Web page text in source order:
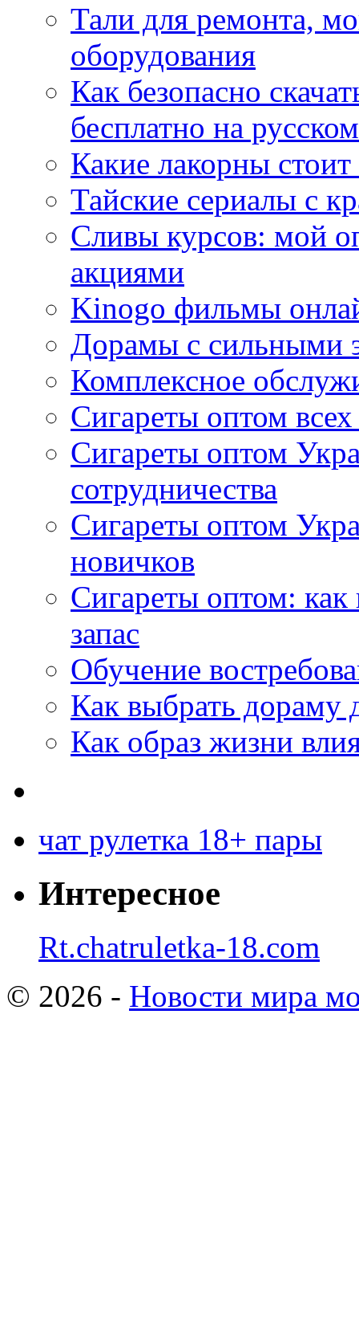
Тали для ремонта,
оборудования
Как безопасно
бесплатно на
Какие лакорны
Тайские сериалы с
Сливы курсов: мой
акциями
Kinogo фильмы
Дорамы с сильными
Комплексное
Сигареты оптом
Сигареты оптом
сотрудничества
Сигареты оптом
новичков
Сигареты оптом:
запас
Обучение
Как выбрать дораму
Как образ жизни
чат рулетка 18+ пары
Интересное
Rt.chatruletka-18.com
© 2026 - Новости мира